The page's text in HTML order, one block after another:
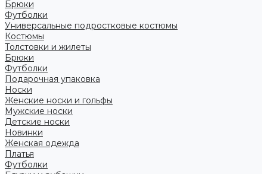
Брюки
Футболки
Универсальные подростковые костюмы
Костюмы
Толстовки и жилеты
Брюки
Футболки
Подарочная упаковка
Носки
Женские носки и гольфы
Мужские носки
Детские носки
Новинки
Женская одежда
Платья
Футболки